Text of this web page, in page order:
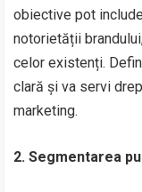
obiective pot
notorietății
celor existenți.
clară și va servi
marketing.
2. Segmentarea